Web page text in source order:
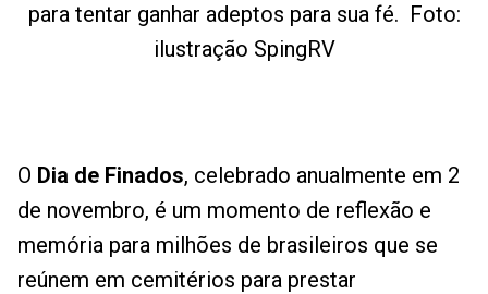
para tentar ganhar adeptos para sua fé. Foto:
ilustração SpingRV
O Dia de Finados, celebrado anualmente em 2
de novembro, é um momento de reflexão e
memória para milhões de brasileiros que se
reúnem em cemitérios para prestar